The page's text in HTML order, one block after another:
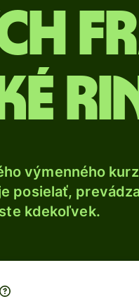
výmenného
posielať,
kdekoľvek.